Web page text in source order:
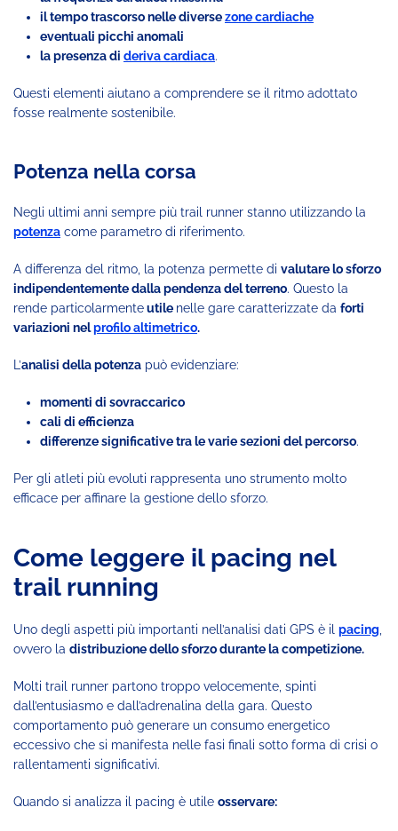
il tempo trascorso nelle diversezone cardiache
eventuali picchi anomali
la presenza di deriva cardiaca.
Questi elementi aiutano a comprendere se il ritmo adottato
fosse realmente sostenibile.
Potenza nella corsa
Negli ultimi anni sempre più trail runner stanno utilizzando la
potenza come parametro di riferimento.
A differenza del ritmo, la potenza permette di valutare lo sforzo
indipendentemente dalla pendenza del terreno. Questo la
rende particolarmenteutile nelle gare caratterizzate da forti
variazioni nelprofilo altimetrico.
L’analisi della potenza può evidenziare:
momenti di sovraccarico
cali di efficienza
differenze significative tra le varie sezioni del percorso.
Per gli atleti più evoluti rappresenta uno strumento molto
efficace per affinare la gestione dello sforzo.
Come leggere il pacing nel
trail running
Uno degli aspetti più importanti nell’analisi dati GPS è il pacing
ovvero la distribuzione dello sforzo durante la competizione.
Molti trail runner partono troppo velocemente, spinti
dall’entusiasmo e dall’adrenalina della gara. Questo
comportamento può generare un consumo energetico
eccessivo che si manifesta nelle fasi finali sotto forma di crisi o
rallentamenti significativi.
Quando si analizza il pacing è utile osservare: